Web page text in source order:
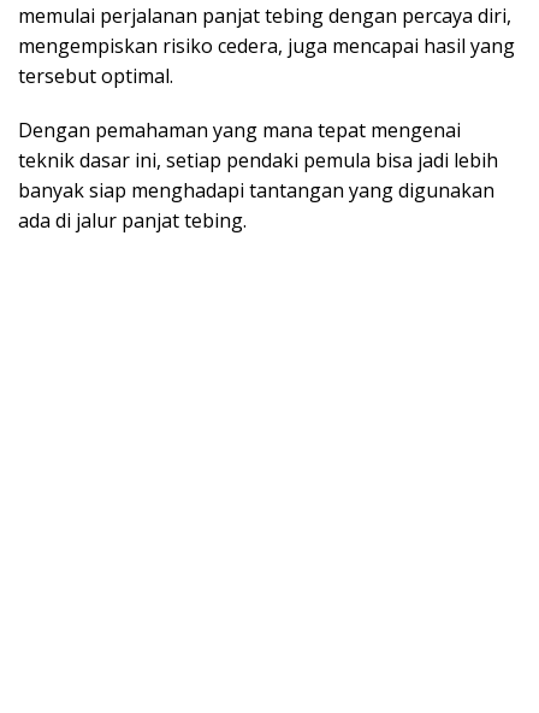
memulai perjalanan panjat tebing dengan percaya diri,
mengempiskan risiko cedera, juga mencapai hasil yang
tersebut optimal.
Dengan pemahaman yang mana tepat mengenai
teknik dasar ini, setiap pendaki pemula bisa jadi lebih
banyak siap menghadapi tantangan yang digunakan
ada di jalur panjat tebing.